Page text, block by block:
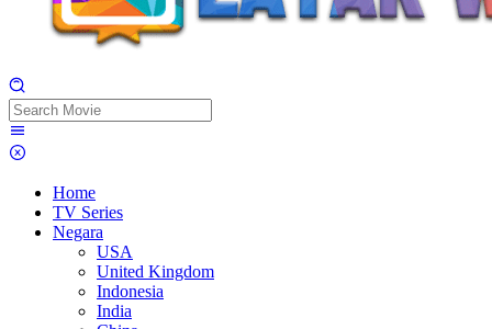
Home
TV Series
Negara
USA
United Kingdom
Indonesia
India